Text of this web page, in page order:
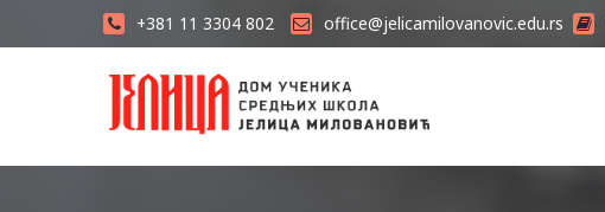
+381 11 3304 802 office@jelicamilovanovic.edu.rs